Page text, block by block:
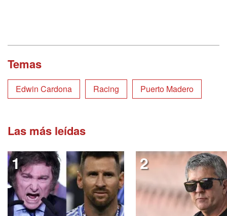
Temas
Edwin Cardona Racing Puerto Madero
Las más leídas